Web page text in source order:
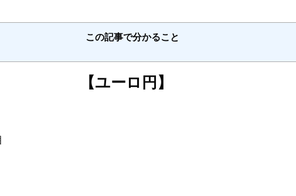
この記事で分かること
【ユーロ円】